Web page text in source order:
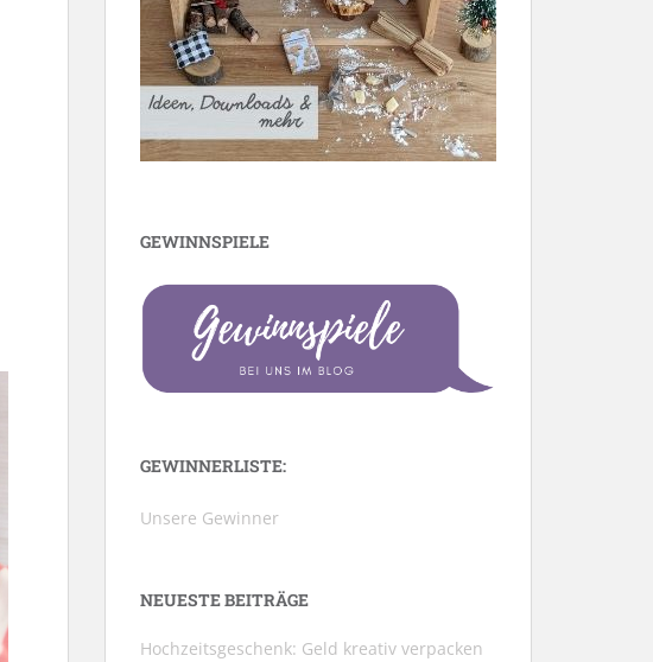
GEWINNSPIELE
GEWINNERLISTE:
Unsere Gewinner
NEUESTE BEITRÄGE
Hochzeitsgeschenk: Geld kreativ verpacken